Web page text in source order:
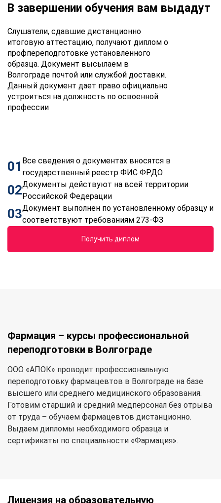
В завершении обучения вам выдадут
Слушатели, сдавшие дистанционно
итоговую аттестацию, получают диплом о
профпереподготовке установленного
образца. Документ высылаем в
Волгограде почтой или службой доставки.
Данный документ дает право официально
устроиться на должность по освоенной
профессии
01 Все сведения о документах вносятся в
государственный реестр ФИС ФРДО
02Документы действуют на всей территории
Российской Федерации
03Документ выполнен по установленному образцу и
соответствуют требованиям 273-ФЗ
Получить диплом
Фармация – курсы профессиональной
переподготовки в Волгограде
ООО «АПОК» проводит профессиональную
переподготовку фармацевтов в Волгограде на базе
высшего или среднего медицинского образования.
Готовим старший и средний медперсонал без отрыва
от труда – обучаем фармацевтов дистанционно.
Выдаем дипломы необходимого образца и
сертификаты по специальности «Фармация».
Лицензия на образовательную